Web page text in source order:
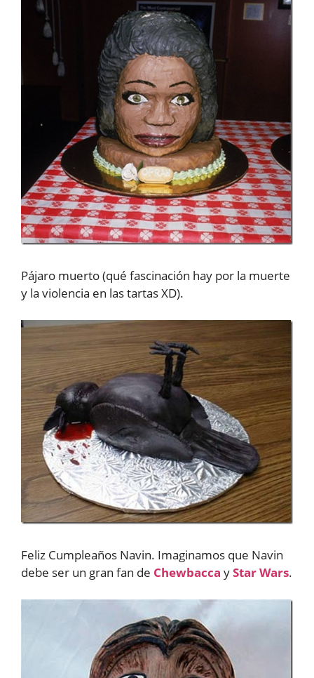
Pájaro muerto (qué fascinación hay por la muerte
y la violencia en las tartas XD).
Feliz Cumpleaños Navin. Imaginamos que Navin
debe ser un gran fan de Chewbacca yStar Wars.